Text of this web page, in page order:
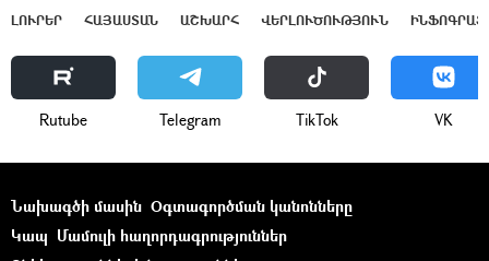
ԼՈՒՐԵՐ ՀԱՅԱՍՏԱՆ ԱՇԽԱՐՀ ՎԵՐԼՈՒԾՈՒԹՅՈՒՆ
Rutube Telegram ТikТоk VK
Նախագծի մասին Օգտագործման կանոնները
Կապ Մամուլի հաղորդագրություններ